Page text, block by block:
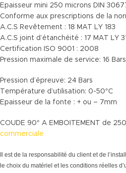
Epaisseur mini 250 microns DIN
Conforme aux prescriptions de la
A.C.S Revêtement : 18 MAT LY 183
A.C.S joint d’étanchéité : 17 MAT LY
Certification ISO 9001 : 2008
Pression maximale de service: 16 Bars
Pression d’épreuve: 24 Bars
Température d’utilisation: 0-50°C
Epaisseur de la fonte : + ou – 7mm
COUDE 90° A EMBOITEMENT de
commerciale
Il est de la responsabilité du client et de
le choix du matériel et les conditions réelles